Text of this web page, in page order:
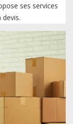
ses services